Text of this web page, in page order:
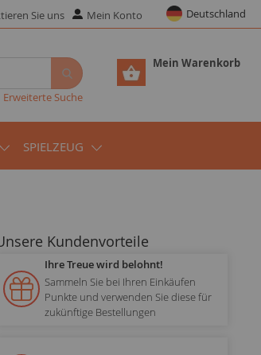
Sie uns Mein Konto Deutschland
Mein Warenkorb
Erweiterte Suche
SPIELZEUG
Kundenvorteile
Ihre Treue wird belohnt!
Sammeln Sie bei Ihren Einkäufen
Punkte und verwenden Sie diese für
zukünftige Bestellungen